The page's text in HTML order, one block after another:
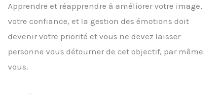
Apprendre et réapprendre à améliorer votre image,
votre confiance, et la gestion des émotions doit
devenir votre priorité et vous ne devez laisser
personne vous détourner de cet objectif, par même
vous.